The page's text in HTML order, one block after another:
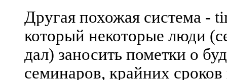
Другая похожая система -
который некоторые люди
дал) заносить пометки о
семинаров, крайних